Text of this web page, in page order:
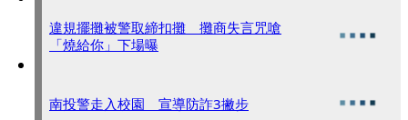
違規擺攤被警取締扣攤 攤商失言咒嗆
「燒給你」下場曝
南投警走入校園 宣導防詐3撇步